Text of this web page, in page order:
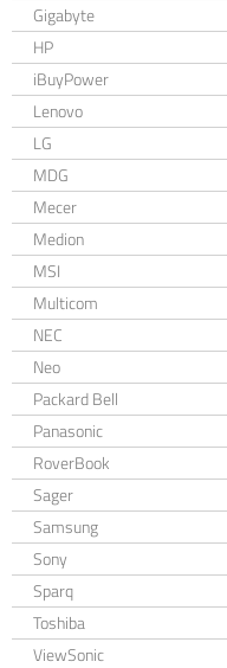
Gigabyte
HP
iBuyPower
Lenovo
LG
MDG
Mecer
Medion
MSI
Multicom
NEC
Neo
Packard Bell
Panasonic
RoverBook
Sager
Samsung
Sony
Sparq
Toshiba
ViewSonic